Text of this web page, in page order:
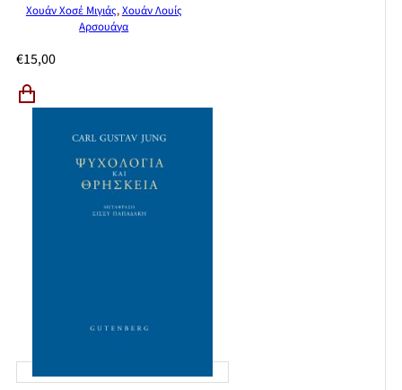
Χουάν Χοσέ Μιγιάς,Χουάν Λουίς
Αρσουάγα
€15,00